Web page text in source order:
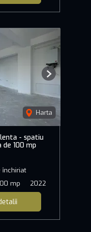
Harta
Next
- spatiu
100 mp
închiriat
mp 2022